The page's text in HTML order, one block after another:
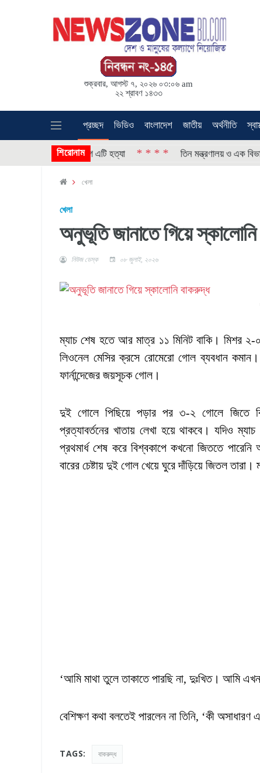
শুক্রবার, আগস্ট ৭, ২০২৬ ০৩:০৬ am
২২ শ্রাবণ ১৪৩৩
প্রচ্ছদ ভিডিও বাংলাদেশ জাতীয় অর্থনীতি
শিরোনাম
পরিবারের অভিযোগ এটি হত্যা * * * * তিন মন্ত্রণালয় ও এক বিভাগে
খেলা
খেলা
অনুভূতি জানাতে গিয়ে
নিউজ ডেস্ক ০৮ জুলাই, ২০২৬
ম্যাচ শেষ হতে আর মাত্র ১১ মিনিট বাকি। মিশর
লিওনেল মেসির ক্রসে রোমেরো গোল ব্যবধান
ফার্নান্দেজের জয়সূচক গোল।
দুই গোলে পিছিয়ে পড়ার পর ৩-২ গোলে জিতে
প্রত্যাবর্তনের খাতায় লেখা হয়ে থাকবে। যদিও
প্রথমার্ধ শেষ করে বিশ্বকাপে কখনো জিততে
বারের চেষ্টায় দুই গোল খেয়ে ঘুরে দাঁড়িয়ে জিতল
‘আমি মাথা তুলে তাকাতে পারছি না, দুঃখিত। আমি
বেশিক্ষণ কথা বলতেই পারলেন না তিনি, ‘কী
TAGS: বাকরুদ্ধ